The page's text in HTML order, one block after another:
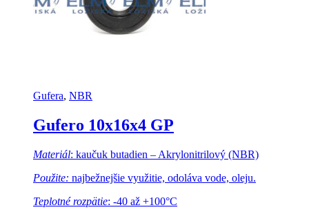
Gufera, NBR
Gufero 10x16x4 GP
Materiál: kaučuk butadien – Akrylonitrilový (NBR)
Použite: najbežnejšie využitie, odoláva vode, oleju.
Teplotné rozpätie: -40 až +100°C